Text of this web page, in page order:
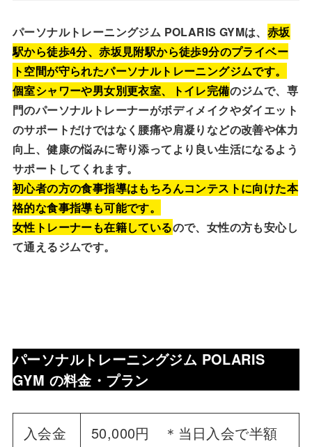
パーソナルトレーニングジム POLARIS GYMは、 赤坂
駅から徒歩4分、赤坂見附駅から徒歩9分のプライベー
ト空間が守られたパーソナルトレーニングジムです。
個室シャワーや男女別更衣室、トイレ完備のジムで、専
門のパーソナルトレーナーがボディメイクやダイエット
のサポートだけではなく腰痛や肩凝りなどの改善や体力
向上、健康の悩みに寄り添ってより良い生活になるよう
サポートしてくれます。
初心者の方の食事指導はもちろんコンテストに向けた本
格的な食事指導も可能です。
女性トレーナーも在籍しているので、女性の方も安心し
て通えるジムです。
パーソナルトレーニングジム POLARIS
GYM の料金・プラン
入会金 50,000円 ＊当日入会で半額